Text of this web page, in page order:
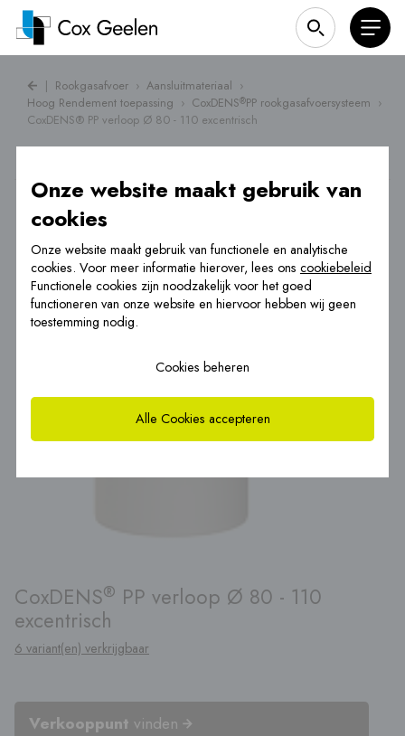
| Rookgasafvoer › Aansluitmateriaal ›
Hoog Rendement toepassing › CoxDENS®PP rookgasafvoersysteem ›
CoxDENS® PP verloop Ø 80 - 110 excentrisch
CoxDENS® PP verloop Ø 80 - 110
excentrisch
6 variant(en) verkrijgbaar
Verkooppunt vinden
Onze website maakt gebruik van
cookies
Onze website maakt gebruik van functionele en analytische
cookies. Voor meer informatie hierover, lees ons cookiebeleid
Functionele cookies zijn noodzakelijk voor het goed
functioneren van onze website en hiervoor hebben wij geen
toestemming nodig.
Cookies beheren
Alle Cookies accepteren